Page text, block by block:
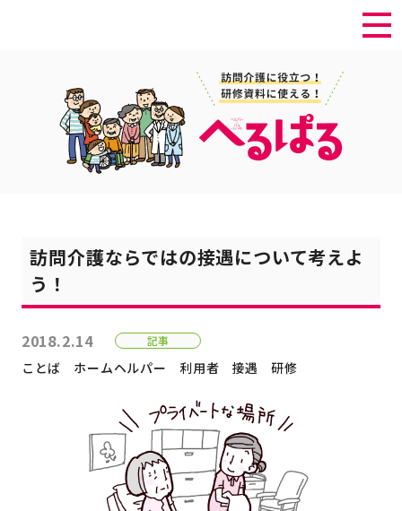
訪問介護ならではの接遇について考えよ
う！
2018.2.14 記事
ことば ホームヘルパー 利用者 接遇 研修